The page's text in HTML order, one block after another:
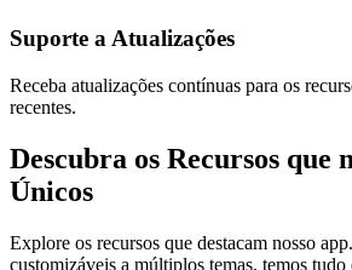
Suporte a Atualizações
Receba atualizações contínuas para os
recentes.
Descubra os Recursos que
Únicos
Explore os recursos que destacam nosso
customizáveis a múltiplos temas, temos tudo